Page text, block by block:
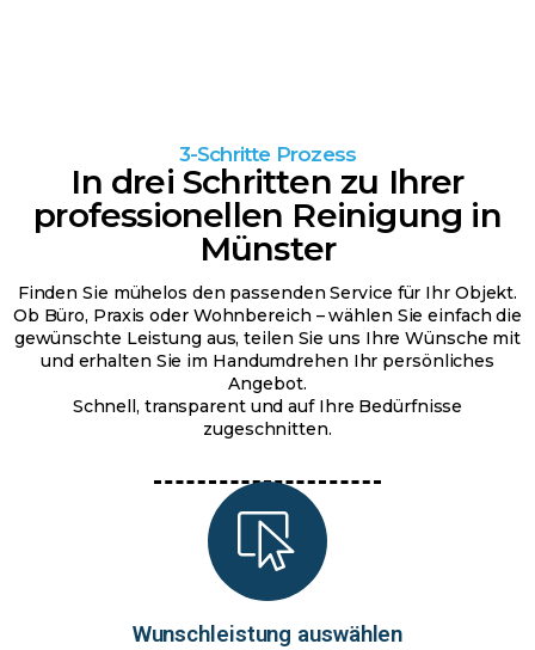
3-Schritte Prozess
In drei Schritten zu Ihrer
professionellen Reinigung in
Münster
Finden Sie mühelos den passenden Service für Ihr Objekt.
Ob Büro, Praxis oder Wohnbereich – wählen Sie einfach die
gewünschte Leistung aus, teilen Sie uns Ihre Wünsche mit
und erhalten Sie im Handumdrehen Ihr persönliches
Angebot.
Schnell, transparent und auf Ihre Bedürfnisse
zugeschnitten.
Wunschleistung auswählen